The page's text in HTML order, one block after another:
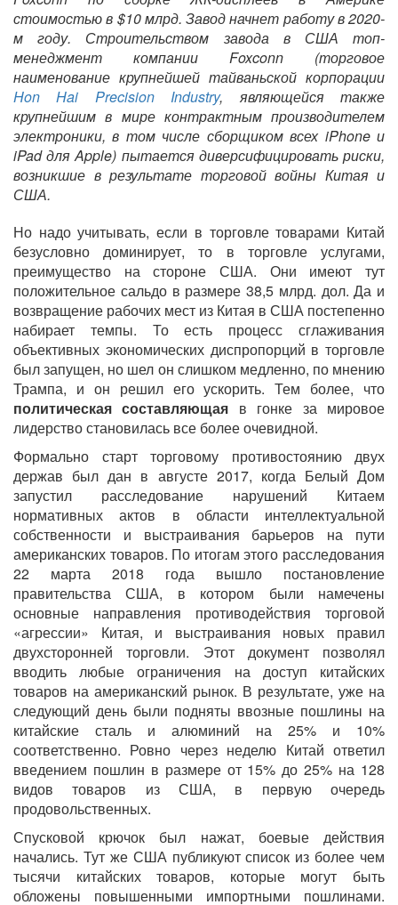
стоимостью в $10 млрд. Завод начнет работу в 2020-
м году. Строительством завода в США топ-
менеджмент компании Foxconn (торговое
наименование крупнейшей тайваньской корпорации
Hon Hai Precision Industry, являющейся также
крупнейшим в мире контрактным производителем
электроники, в том числе сборщиком всех iPhone и
iPad для Apple) пытается диверсифицировать риски,
возникшие в результате торговой войны Китая и
США.
Но надо учитывать, если в торговле товарами Китай
безусловно доминирует, то в торговле услугами,
преимущество на стороне США. Они имеют тут
положительное сальдо в размере 38,5 млрд. дол. Да и
возвращение рабочих мест из Китая в США постепенно
набирает темпы. То есть процесс сглаживания
объективных экономических диспропорций в торговле
был запущен, но шел он слишком медленно, по мнению
Трампа, и он решил его ускорить. Тем более, что
политическая составляющая в гонке за мировое
лидерство становилась все более очевидной.
Формально старт торговому противостоянию двух
держав был дан в августе 2017, когда Белый Дом
запустил расследование нарушений Китаем
нормативных актов в области интеллектуальной
собственности и выстраивания барьеров на пути
американских товаров. По итогам этого расследования
22 марта 2018 года вышло постановление
правительства США, в котором были намечены
основные направления противодействия торговой
«агрессии» Китая, и выстраивания новых правил
двухсторонней торговли. Этот документ позволял
вводить любые ограничения на доступ китайских
товаров на американский рынок. В результате, уже на
следующий день были подняты ввозные пошлины на
китайские сталь и алюминий на 25% и 10%
соответственно. Ровно через неделю Китай ответил
введением пошлин в размере от 15% до 25% на 128
видов товаров из США, в первую очередь
продовольственных.
Спусковой крючок был нажат, боевые действия
начались. Тут же США публикуют список из более чем
тысячи китайских товаров, которые могут быть
обложены повышенными импортными пошлинами.